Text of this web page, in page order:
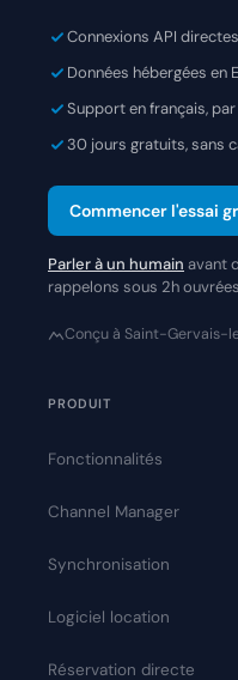
Connexions API directes
Données hébergées en
Support en français,
30 jours gratuits, sans
Commencer l'essai
Parler à un humain avant
rappelons sous 2h
Conçu à Saint-Gervais-
PRODUIT
Fonctionnalités
Channel Manager
Synchronisation
Logiciel location
Réservation directe